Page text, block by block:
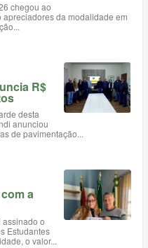
chegou ao
da modalidade em
R$
desta
anunciou
de pavimentação...
a
assinado o
Estudantes
o valor...